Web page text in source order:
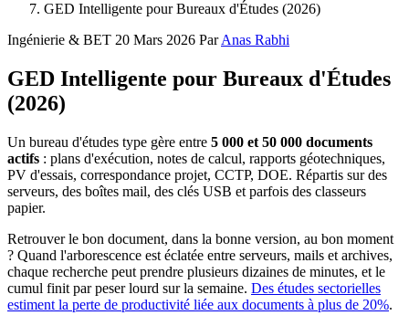
GED Intelligente pour Bureaux d'Études (2026)
Ingénierie & BET 20 Mars 2026 ParAnas Rabhi
GED Intelligente pour Bureaux d'Études
(2026)
Un bureau d'études type gère entre 5 000 et 50 000 documents
actifs : plans d'exécution, notes de calcul, rapports géotechniques,
PV d'essais, correspondance projet, CCTP, DOE. Répartis sur des
serveurs, des boîtes mail, des clés USB et parfois des classeurs
papier.
Retrouver le bon document, dans la bonne version, au bon moment
? Quand l'arborescence est éclatée entre serveurs, mails et archives,
chaque recherche peut prendre plusieurs dizaines de minutes, et le
cumul finit par peser lourd sur la semaine. Des études sectorielles
estiment la perte de productivité liée aux documents à plus de 20%.